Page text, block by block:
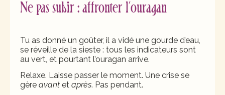
Ne pas subir : affronter l’ouragan
Tu as donné un goûter, il a vidé une gourde d’eau,
se réveille de la sieste : tous les indicateurs sont
au vert, et pourtant l’ouragan arrive.
Relaxe. Laisse passer le moment. Une crise se
gère avant et après. Pas pendant.